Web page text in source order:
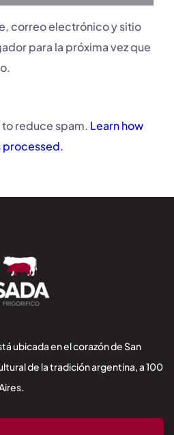
correo electrónico y sitio
para la próxima vez que
to reduce spam. Learn how
processed.
ubicada en el corazón de San
de la tradición argentina, a 100